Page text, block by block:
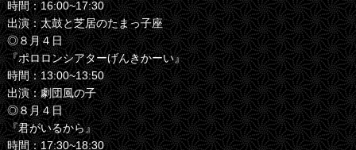
時間：16:00~17:30
出演：太鼓と芝居のたまっ子座
◎８月４日
『ポロロンシアターげんきかーい』
時間：13:00~13:50
出演：劇団風の子
◎８月４日
『君がいるから』
時間：17:30~18:30